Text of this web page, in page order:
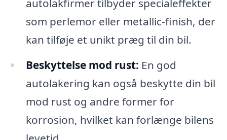
autolakfirmer tilbyder specialeffekter
som perlemor eller metallic-finish, der
kan tilføje et unikt præg til din bil.
Beskyttelse mod rust: En god
autolakering kan også beskytte din bil
mod rust og andre former for
korrosion, hvilket kan forlænge bilens